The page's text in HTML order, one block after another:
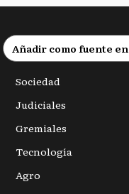
Añadir como fuente en
Sociedad
Judiciales
Gremiales
Tecnología
Agro